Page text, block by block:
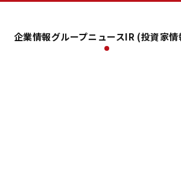
企業情報グループニュースIR (投資家情